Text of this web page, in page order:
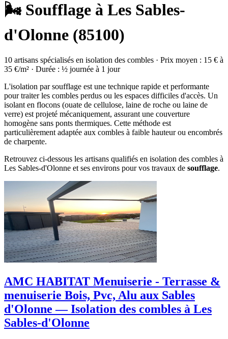
🌬️ Soufflage à Les Sables-
d'Olonne (85100)
10 artisans spécialisés en isolation des combles · Prix moyen : 15 € à
35 €/m² · Durée : ½ journée à 1 jour
L'isolation par soufflage est une technique rapide et performante
pour traiter les combles perdus ou les espaces difficiles d'accès. Un
isolant en flocons (ouate de cellulose, laine de roche ou laine de
verre) est projeté mécaniquement, assurant une couverture
homogène sans ponts thermiques. Cette méthode est
particulièrement adaptée aux combles à faible hauteur ou encombrés
de charpente.
Retrouvez ci-dessous les artisans qualifiés en isolation des combles à
Les Sables-d'Olonne et ses environs pour vos travaux de soufflage.
AMC HABITAT Menuiserie - Terrasse &
menuiserie Bois, Pvc, Alu aux Sables
d'Olonne — Isolation des combles à Les
Sables-d'Olonne